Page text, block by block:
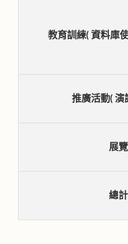
教育訓練( 資料庫
推廣活動( 演
展覽
總計